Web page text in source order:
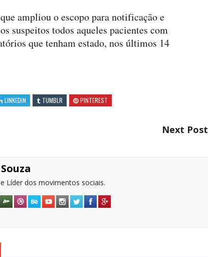
ampliou o escopo para notificação e
suspeitos todos aqueles pacientes com
que tenham estado, nos últimos 14
LINKEDIN TUMBLR PINTEREST
Next Post
Líder dos movimentos sociais.